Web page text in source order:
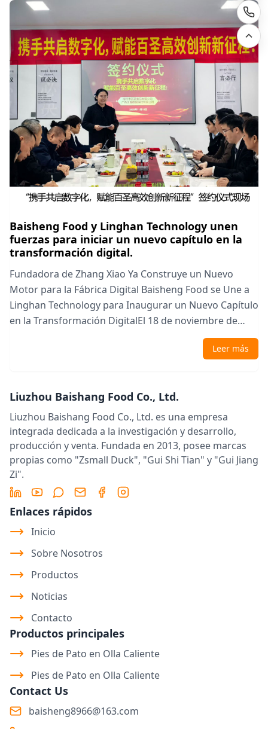
Fundadora de Zhang Xiao Ya, fue invitada a asisti...
Baisheng Food y Linghan Technology unen
fuerzas para iniciar un nuevo capítulo en la
transformación digital.
Fundadora de Zhang Xiao Ya Construye un Nuevo
Motor para la Fábrica Digital Baisheng Food se Une a
Linghan Technology para Inaugurar un Nuevo Capítulo
en la Transformación DigitalEl 18 de noviembre de
2025, se celebró solemnemente la ceremonia de firma
del proyecto de cooperación digital entre Liuzhou
adelante, "Linghan Data"). Los equ...
Leer más
Liuzhou Baishang Food Co., Ltd.
Liuzhou Baishang Food Co., Ltd. es una empresa
integrada dedicada a la investigación y desarrollo,
producción y venta. Fundada en 2013, posee marcas
propias como "Zsmall Duck", "Gui Shi Tian" y "Gui Jiang
Zi".
LinkedInYouTubeMessage
Email FacebookInstagram
Enlaces rápidos
Inicio
Sobre Nosotros
Productos
Noticias
Contacto
Productos principales
Pies de Pato en Olla Caliente
Pies de Pato en Olla Caliente
Contact Us
baisheng8966@163.com